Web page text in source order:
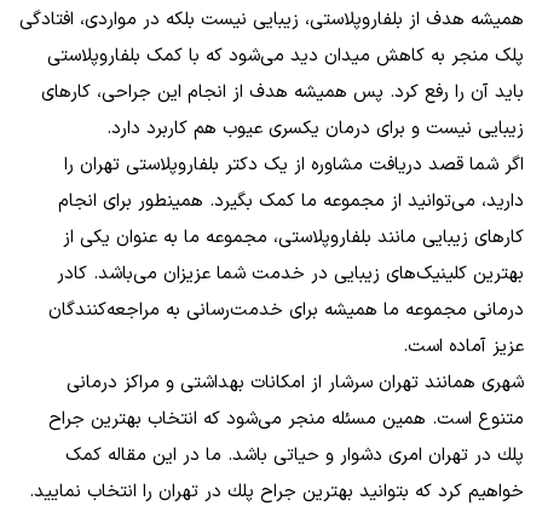
همیشه هدف از بلفاروپلاستی، زیبایی نیست بلکه در مواردی، افتادگی
پلک منجر به کاهش میدان دید می‌شود که با کمک بلفاروپلاستی
باید آن را رفع کرد. پس همیشه هدف از انجام این جراحی، کارهای
زیبایی نیست و برای درمان یکسری عیوب هم کاربرد دارد.
اگر شما قصد دریافت مشاوره از یک دکتر بلفاروپلاستی تهران را
دارید، می‌توانید از مجموعه ما کمک بگیرد. همینطور برای انجام
کارهای زیبایی مانند بلفاروپلاستی، مجموعه ما به عنوان یکی از
بهترین کلینیک‌های زیبایی در خدمت شما عزیزان می‌باشد. کادر
درمانی مجموعه ما همیشه برای خدمت‌رسانی به مراجعه‌کنندگان
عزیز آماده است.
شهری همانند تهران سرشار از امکانات بهداشتی و مراکز درمانی
متنوع است. همین مسئله منجر می‌شود که انتخاب بهترين جراح
پلك در تهران امری دشوار و حیاتی باشد. ما در این مقاله کمک
خواهیم کرد که بتوانید بهترين جراح پلك در تهران را انتخاب نمایید.